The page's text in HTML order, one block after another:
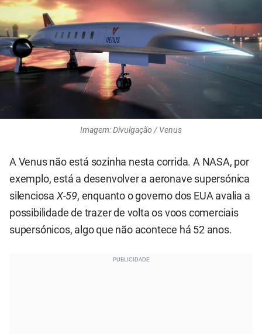
Imagem: Divulgação / Venus
A Venus não está sozinha nesta corrida. A NASA, por
exemplo, está a desenvolver a aeronave supersónica
silenciosa X-59, enquanto o governo dos EUA avalia a
possibilidade de trazer de volta os voos comerciais
supersónicos, algo que não acontece há 52 anos.